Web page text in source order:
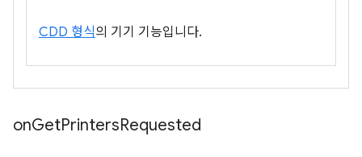
CDD 형식의 기기 기능입니다.
onGetPrintersRequested